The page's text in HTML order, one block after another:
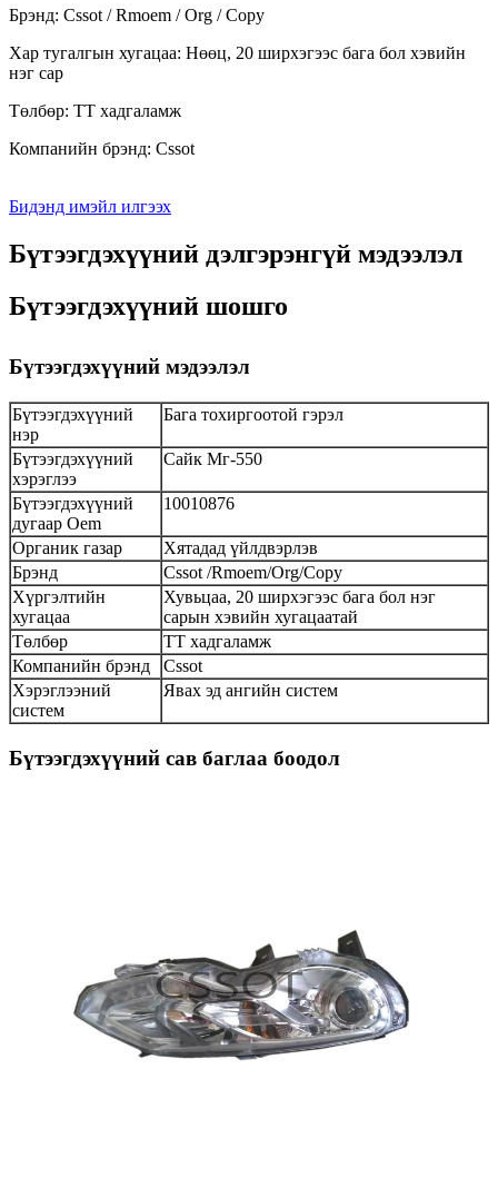
Брэнд: Cssot / Rmoem / Org / Copy
Хар тугалгын хугацаа: Нөөц, 20 ширхэгээс бага бол хэвийн
нэг сар
Төлбөр: TT хадгаламж
Компанийн брэнд: Cssot
Бидэнд имэйл илгээх
Бүтээгдэхүүний дэлгэрэнгүй мэдээлэл
Бүтээгдэхүүний шошго
Бүтээгдэхүүний мэдээлэл
Бүтээгдэхүүний
нэр
Бага тохиргоотой гэрэл
Бүтээгдэхүүний
хэрэглээ
Сайк Мг-550
Бүтээгдэхүүний
дугаар Oem
10010876
Органик газар
Хятадад үйлдвэрлэв
Брэнд
Cssot /Rmoem/Org/Copy
Хүргэлтийн
хугацаа
Хувьцаа, 20 ширхэгээс бага бол нэг
сарын хэвийн хугацаатай
Төлбөр
ТТ хадгаламж
Компанийн брэнд
Cssot
Хэрэглээний
систем
Явах эд ангийн систем
Бүтээгдэхүүний сав баглаа боодол